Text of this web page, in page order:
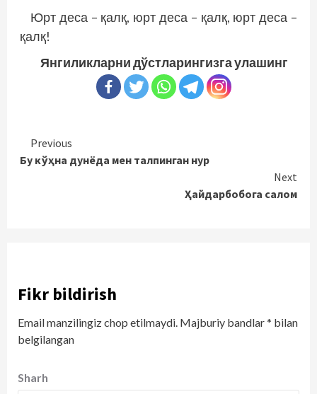
Юрт деса – қалқ, юрт деса – қалқ, юрт деса –
қалқ!
Янгиликларни дўстларингизга улашинг
Continue
Reading
Previous
Бу кўҳна дунёда мен талпинган нур
Next
Ҳайдарбобога салом
Fikr bildirish
Email manzilingiz chop etilmaydi. Majburiy bandlar* bilan
belgilangan
Sharh